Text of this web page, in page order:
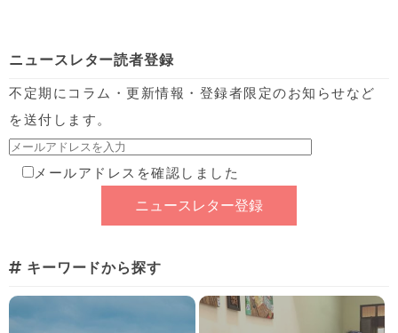
ニュースレター読者登録
不定期にコラム・更新情報・登録者限定のお知らせなど
を送付します。
メールアドレスを確認しました
キーワードから探す